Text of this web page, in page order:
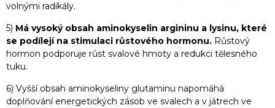
volnými radikály.
5) Má vysoký obsah aminokyselin argininu a lysinu, které
se podílejí na stimulaci růstového hormonu. Růstový
hormon podporuje růst svalové hmoty a redukci tělesného
tuku.
6) Vyšší obsah aminokyseliny glutaminu napomáhá
doplňování energetických zásob ve svalech a v játrech ve